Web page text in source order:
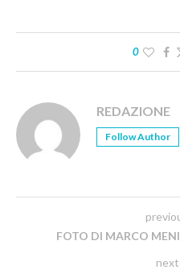
0
REDAZIONE
Follow Author
FOTO DI MARCO